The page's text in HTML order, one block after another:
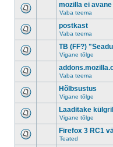
mozilla ei avane
Vaba teema
postkast
Vaba teema
TB (FF?)
Vigane tõlge
Vaba teema
Hõlbsustus
Vigane tõlge
Laaditake
Vigane tõlge
Firefox 3 RC1
Teated